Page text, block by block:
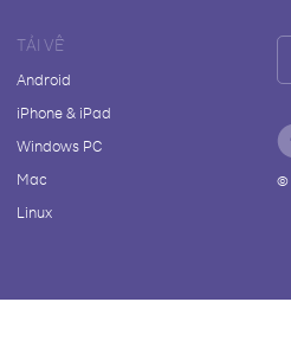
TẢI VỀ
Android
iPhone & iPad
Windows PC
Mac
Linux
©